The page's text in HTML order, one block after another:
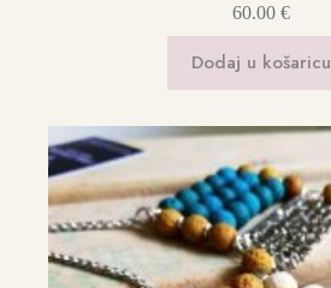
60.00€
Dodaj u košaricu